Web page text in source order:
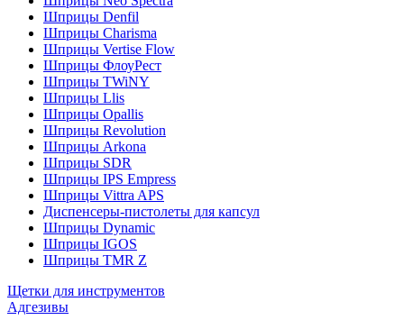
Шприцы Denfil
Шприцы Charisma
Шприцы Vertise Flow
Шприцы ФлоуРест
Шприцы TWiNY
Шприцы Llis
Шприцы Opallis
Шприцы Revolution
Шприцы Arkona
Шприцы SDR
Шприцы IPS Empress
Шприцы Vittra APS
Диспенсеры-пистолеты для капсул
Шприцы Dynamic
Шприцы IGOS
Шприцы TMR Z
Щетки для инструментов
Адгезивы